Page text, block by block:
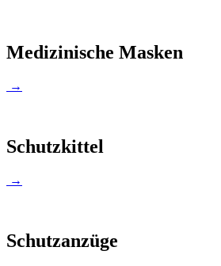
Medizinische Masken
→
Schutzkittel
→
Schutzanzüge